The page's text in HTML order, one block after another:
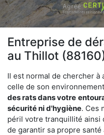
Entreprise de
au Thillot
Il est normal de chercher
celle de son
des rats dans votre
sécurité ni d'hygiène. Ces
péril votre tranquillité ainsi
de garantir sa propre